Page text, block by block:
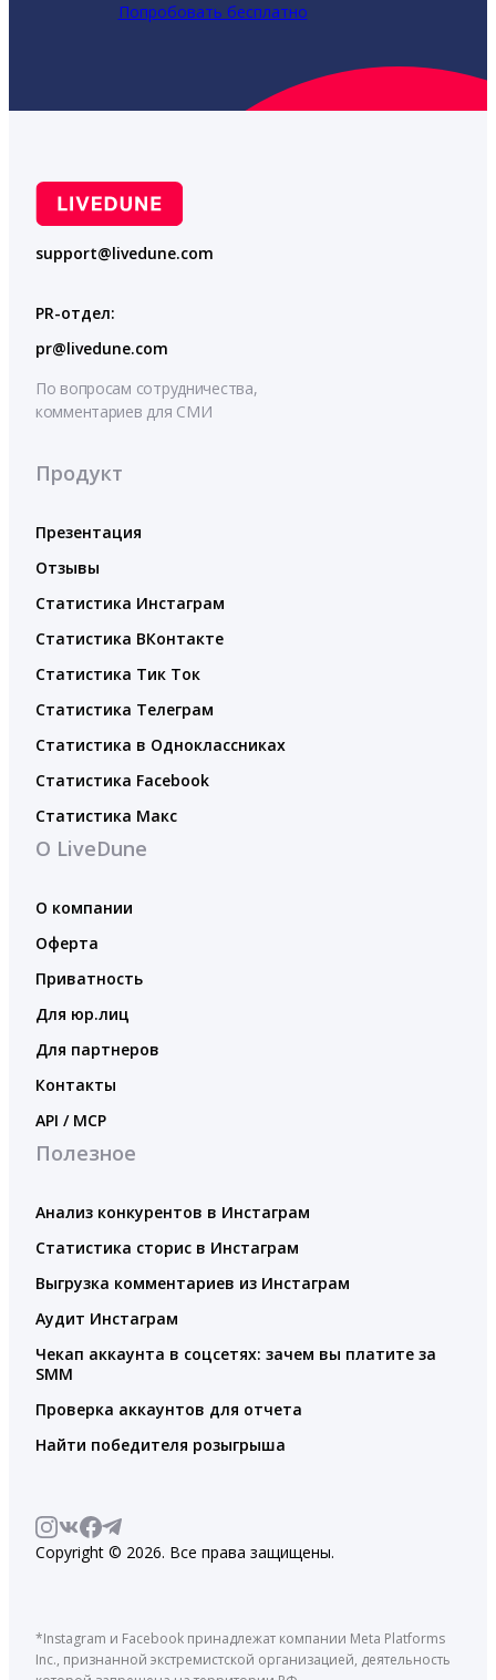
Попробовать бесплатно
support@livedune.com
PR-отдел:
pr@livedune.com
По вопросам сотрудничества,
комментариев для СМИ
Продукт
Презентация
Отзывы
Статистика Инстаграм
Статистика ВКонтакте
Статистика Тик Ток
Статистика Телеграм
Статистика в Одноклассниках
Статистика Facebook
Статистика Макс
О LiveDune
О компании
Оферта
Приватность
Для юр.лиц
Для партнеров
Контакты
API / MCP
Полезное
Анализ конкурентов в Инстаграм
Статистика сторис в Инстаграм
Выгрузка комментариев из Инстаграм
Аудит Инстаграм
Чекап аккаунта в соцсетях: зачем вы платите за
SMM
Проверка аккаунтов для отчета
Найти победителя розыгрыша
Copyright © 2026. Все права защищены.
*Instagram и Facebook принадлежат компании Meta Platforms
Inc., признанной экстремистской организацией, деятельность